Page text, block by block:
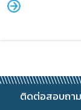
ติดต่อสอบถาม